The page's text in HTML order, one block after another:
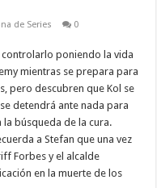
de Series 0
controlarlo poniendo la vida
mientras se prepara para
pero descubren que Kol se
detendrá ante nada para
búsqueda de la cura.
a Stefan que una vez
Forbes y el alcalde
en la muerte de los